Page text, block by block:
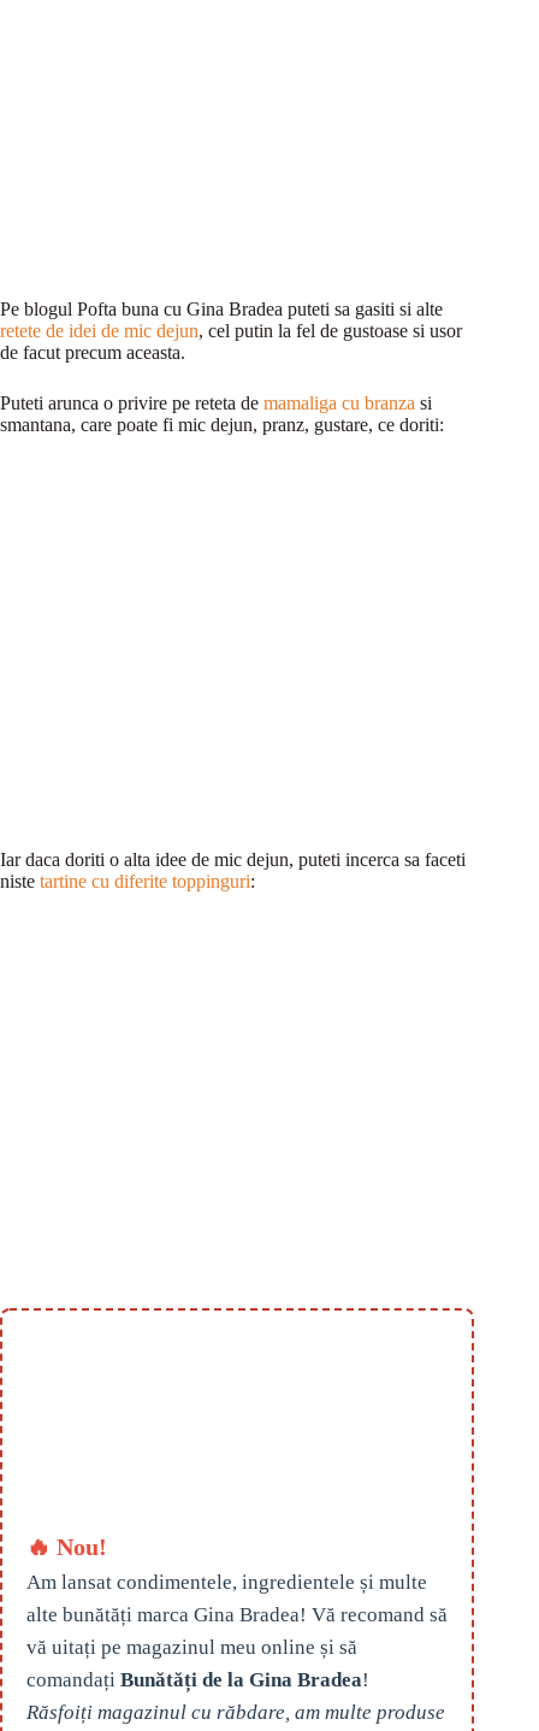
Pe blogul Pofta buna cu Gina Bradea puteti sa gasiti si alte
retete de idei de mic dejun, cel putin la fel de gustoase si usor
de facut precum aceasta.
Puteti arunca o privire pe reteta de mamaliga cu branza si
smantana, care poate fi mic dejun, pranz, gustare, ce doriti:
Iar daca doriti o alta idee de mic dejun, puteti incerca sa faceti
niste tartine cu diferite toppinguri:
🔥 Nou!
Am lansat condimentele, ingredientele și multe
alte bunătăți marca Gina Bradea! Vă recomand să
vă uitați pe magazinul meu online și să
comandați Bunătăți de la Gina Bradea!
Răsfoiți magazinul cu răbdare, am multe produse